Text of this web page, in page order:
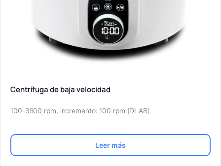
Centrífuga de baja velocidad
100-3500 rpm, incremento: 100 rpm [DLAB]
Leer más